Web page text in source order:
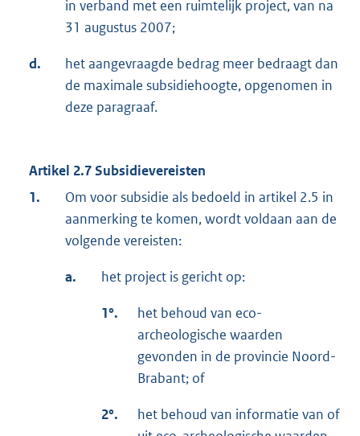
in verband met een ruimtelijk project, van na
31 augustus 2007;
d.
het aangevraagde bedrag meer bedraagt dan
de maximale subsidiehoogte, opgenomen in
deze paragraaf.
Artikel 2.7Subsidievereisten
1.
Om voor subsidie als bedoeld in artikel 2.5 in
aanmerking te komen, wordt voldaan aan de
volgende vereisten:
a. het project is gericht op:
1°.
het behoud van eco-
archeologische waarden
gevonden in de provincie Noord-
Brabant; of
2°.
het behoud van informatie van of